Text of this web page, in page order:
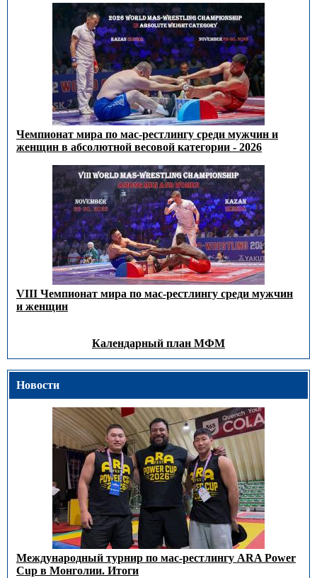
Чемпионат мира по мас-рестлингу среди мужчин и
женщин в абсолютной весовой категории - 2026
VIII Чемпионат мира по мас-рестлингу среди мужчин
и женщин
Календарный план МФМ
Новости
Международный турнир по мас-рестлингу ARA Power
Cup в Монголии. Итоги